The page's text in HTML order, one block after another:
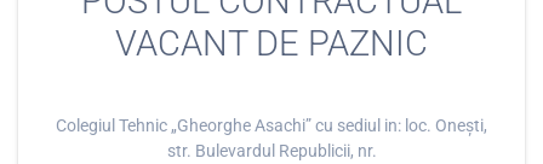
VACANT DE PAZNIC
Colegiul Tehnic „Gheorghe Asachi” cu sediul in: loc. Onești,
str. Bulevardul Republicii, nr.